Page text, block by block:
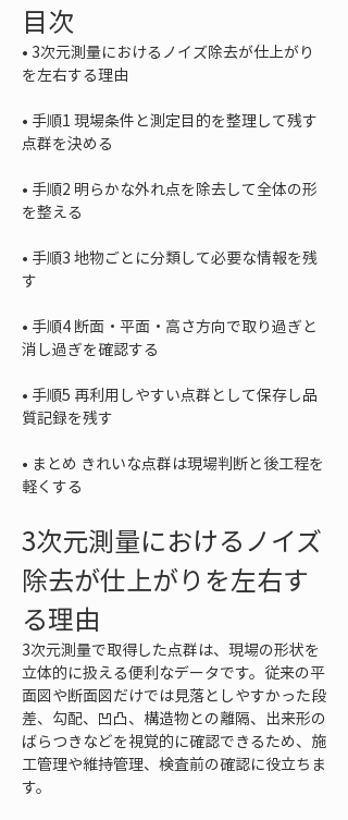
目次
• 3次元測量におけるノイズ除去が仕上がり
• 手順1 現場条件と測定目的を整理して残す
• 手順2 明らかな外れ点を除去して全体の形
• 手順3 地物ごとに分類して必要な情報を残
• 手順4 断面・平面・高さ方向で取り過ぎと
• 手順5 再利用しやすい点群として保存し品
• まとめ きれいな点群は現場判断と後工程を
軽くする
3次元測量におけるノイズ
除去が仕上がりを左右す
る理由
3次元測量で取得した点群は、現場の形状を
立体的に扱える便利なデータです。従来の平
面図や断面図だけでは見落としやすかった段
差、勾配、凹凸、構造物との離隔、出来形の
ばらつきなどを視覚的に確認できるため、施
工管理や維持管理、検査前の確認に役立ちま
す。